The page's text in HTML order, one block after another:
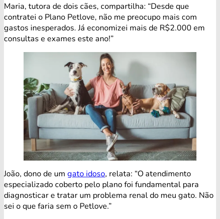
Maria, tutora de dois cães, compartilha: “Desde que
contratei o Plano Petlove, não me preocupo mais com
gastos inesperados. Já economizei mais de R$2.000 em
consultas e exames este ano!”
João, dono de um gato idoso, relata: “O atendimento
especializado coberto pelo plano foi fundamental para
diagnosticar e tratar um problema renal do meu gato. Não
sei o que faria sem o Petlove.”